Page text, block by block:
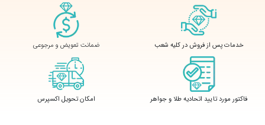
خدمات پس از فروش در کلیه شعب ضمانت تعویض و مرجوعی
فاکتور مورد تایید اتحادیه طلا و جواهر امکان تحویل اکسپرس